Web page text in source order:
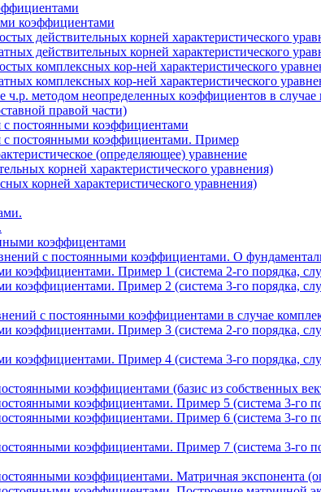
коэффициентами
действительных корней характеристического
действительных корней характеристического
комплексных кор-ней характеристического
комплексных кор-ней характеристического
методом неопределенных коэффициентов в
правой части)
постоянными коэффициентами
с постоянными коэффициентами. Пример
(определяющее) уравнение
корней характеристического уравнения)
корней характеристического уравнения)
коэффицентами
с постоянными коэффициентами. О
коэффициентами. Пример 1 (система 2-го порядка,
Пример 2 (система 3-го порядка,
с постоянными коэффициентами в случае
Пример 3 (система 2-го порядка,
коэффициентами. Пример 4 (система 3-го порядка,
коэффициентами (базис из собственных
коэффициентами. Пример 5 (система 3-го
коэффициентами. Пример 6 (система 3-го
коэффициентами. Пример 7 (система 3-го
коэффициентами. Матричная экспонента